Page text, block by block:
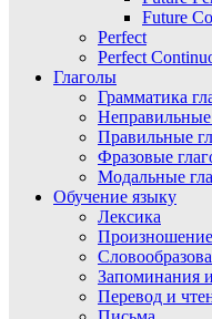
Future
Perfect
Perfect
Глаголы
Грамматика
Правильные
Фразовые
Модальные
Обучение языку
Лексика
Произношение
Запоминания
Перевод и